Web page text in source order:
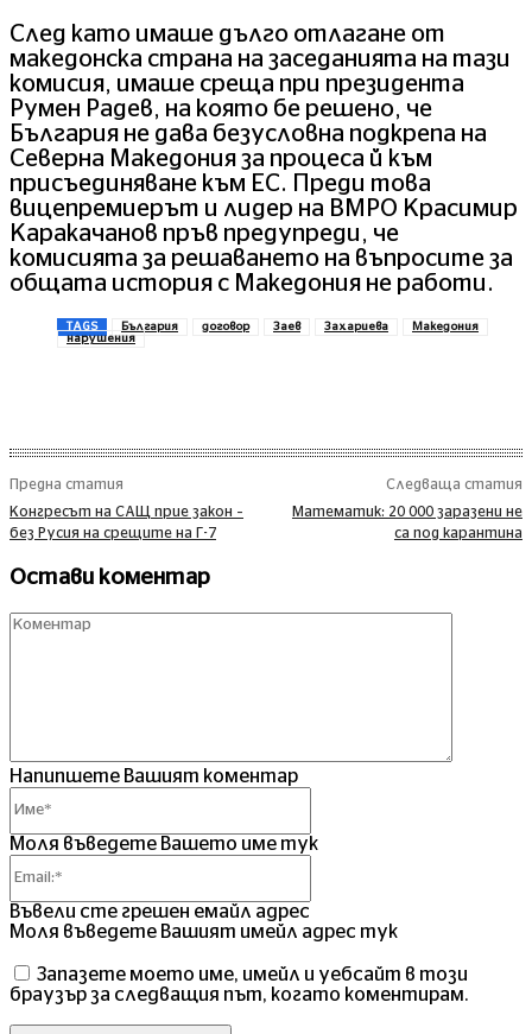
След като имаше дълго отлагане от
македонска страна на заседанията на тази
комисия, имаше среща при президента
Румен Радев, на която бе решено, че
България не дава безусловна подкрепа на
Северна Македония за процеса й към
присъединяване към ЕС. Преди това
вицепремиерът и лидер на ВМРО Красимир
Каракачанов пръв предупреди, че
комисията за решаването на въпросите за
общата история с Македония не работи.
TAGS България договор Заев Захариева
Македония
нарушения
Предна статия
Конгресът на САЩ прие закон –
без Русия на срещите на Г-7
Следваща статия
Математик: 20 000 заразени не
са под карантина
Остави коментар
Напипшете Вашият коментар
Моля въведете Вашето име тук
Въвели сте грешен емайл адрес
Моля въведете Вашият имейл адрес тук
Запазете моето име, имейл и уебсайт в този
браузър за следващия път, когато коментирам.